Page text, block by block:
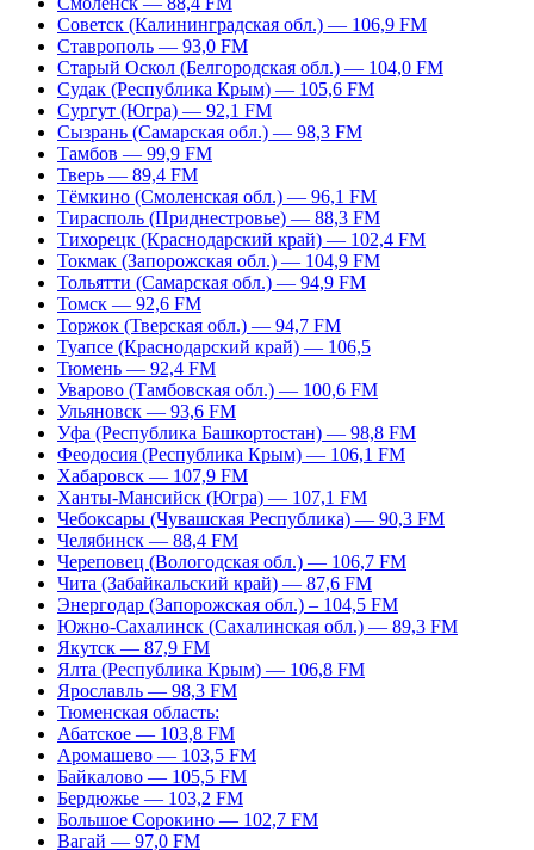
Советск (Калининградская обл.) — 106,9 FM
Ставрополь — 93,0 FM
Старый Оскол (Белгородская обл.) — 104,0 FM
Судак (Республика Крым) — 105,6 FM
Сургут (Югра) — 92,1 FM
Сызрань (Самарская обл.) — 98,3 FM
Тамбов — 99,9 FM
Тверь — 89,4 FM
Тёмкино (Смоленская обл.) — 96,1 FM
Тирасполь (Приднестровье) — 88,3 FM
Тихорецк (Краснодарский край) — 102,4 FM
Токмак (Запорожская обл.) — 104,9 FM
Тольятти (Самарская обл.) — 94,9 FM
Томск — 92,6 FM
Торжок (Тверская обл.) — 94,7 FM
Туапсе (Краснодарский край) — 106,5
Тюмень — 92,4 FM
Уварово (Тамбовская обл.) — 100,6 FM
Ульяновск — 93,6 FM
Уфа (Республика Башкортостан) — 98,8 FM
Феодосия (Республика Крым) — 106,1 FM
Хабаровск — 107,9 FM
Ханты-Мансийск (Югра) — 107,1 FM
Чебоксары (Чувашская Республика) — 90,3 FM
Челябинск — 88,4 FM
Череповец (Вологодская обл.) — 106,7 FM
Чита (Забайкальский край) — 87,6 FM
Энергодар (Запорожская обл.) – 104,5 FM
Южно-Сахалинск (Сахалинская обл.) — 89,3 FM
Якутск — 87,9 FM
Ялта (Республика Крым) — 106,8 FM
Ярославль — 98,3 FM
Тюменская область:
Абатское — 103,8 FM
Аромашево — 103,5 FM
Байкалово — 105,5 FM
Бердюжье — 103,2 FM
Большое Сорокино — 102,7 FM
Вагай — 97,0 FM